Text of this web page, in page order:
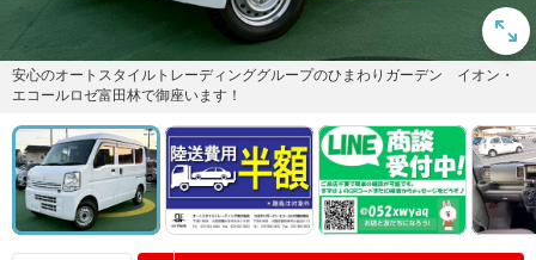
安心のオートスタイルトレーディンググループのひまわりガーデン イオン・
エコールロゼ富田林で御座います！